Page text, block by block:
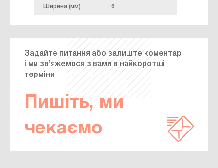
Ширина (мм) 6
Задайте питання або залиште коментар
і ми зв’яжемося з вами в найкоротші
терміни
Пишіть, ми
чекаємо